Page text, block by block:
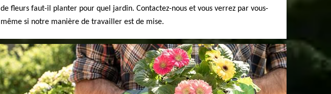
de fleurs faut-il planter pour quel jardin. Contactez-nous et vous verrez par vous-
même si notre manière de travailler est de mise.